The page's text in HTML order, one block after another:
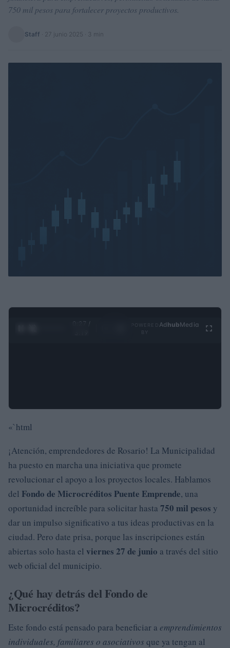
750 mil pesos para fortalecer proyectos productivos.
Staff 27 junio 2025 · 3 min
0:28 /
Ad hubMedia
«`html
¡Atención, emprendedores de Rosario! La Municipalidad
ha puesto en marcha una iniciativa que promete
revolucionar el apoyo a los proyectos locales. Hablamos
del Fondo de Microcréditos Puente Emprende, una
oportunidad increíble para solicitar hasta 750 mil pesos y
dar un impulso significativo a tus ideas productivas en la
ciudad. Pero date prisa, porque las inscripciones están
abiertas solo hasta el viernes 27 de junio a través del sitio
web oficial del municipio.
¿Qué hay detrás del Fondo de
Microcréditos?
Este fondo está pensado para beneficiar a emprendimientos
individuales, familiares o asociativos que ya tengan al